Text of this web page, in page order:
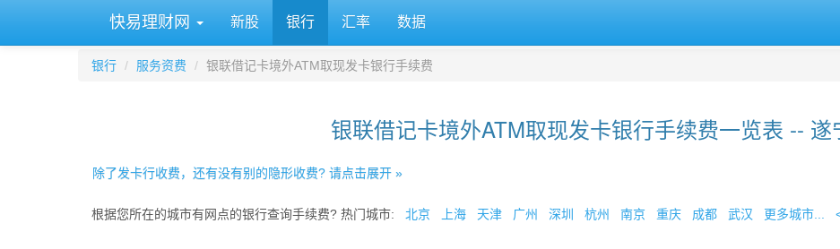
快易理财网 新股 银行 汇率 数据
银行 服务资费 银联借记卡境外ATM取现发卡银行手续费
银联借记卡境外ATM取现发卡银行手续费一览表 -- 遂
除了发卡行收费，还有没有别的隐形收费? 请点击展开 »
根据您所在的城市有网点的银行查询手续费? 热门城市: 北京 上海 天津 广州 深圳 杭州 南京 重庆 成都 武汉 更多城市...